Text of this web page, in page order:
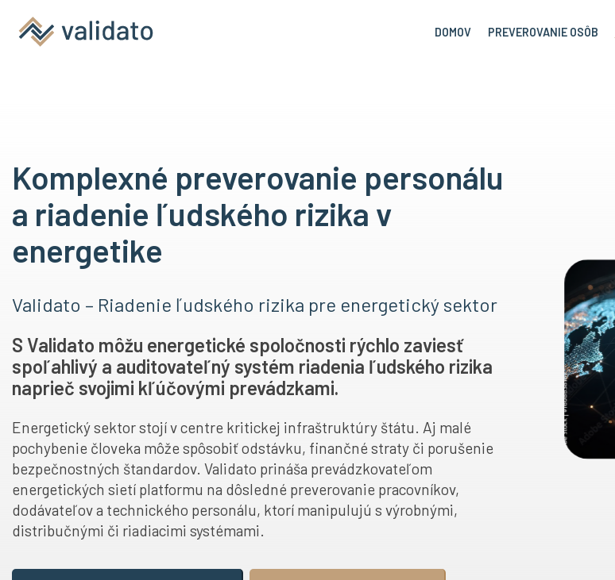
DOMOV PREVEROVANIE OSÔB
Komplexné preverovanie personálu
a riadenie ľudského rizika v
energetike
Validato – Riadenie ľudského rizika pre energetický sektor
S Validato môžu energetické spoločnosti rýchlo zaviesť
spoľahlivý a auditovateľný systém riadenia ľudského rizika
naprieč svojimi kľúčovými prevádzkami.
Energetický sektor stojí v centre kritickej infraštruktúry štátu. Aj malé
pochybenie človeka môže spôsobiť odstávku, finančné straty či porušenie
bezpečnostných štandardov. Validato prináša prevádzkovateľom
energetických sietí platformu na dôsledné preverovanie pracovníkov,
dodávateľov a technického personálu, ktorí manipulujú s výrobnými,
distribučnými či riadiacimi systémami.